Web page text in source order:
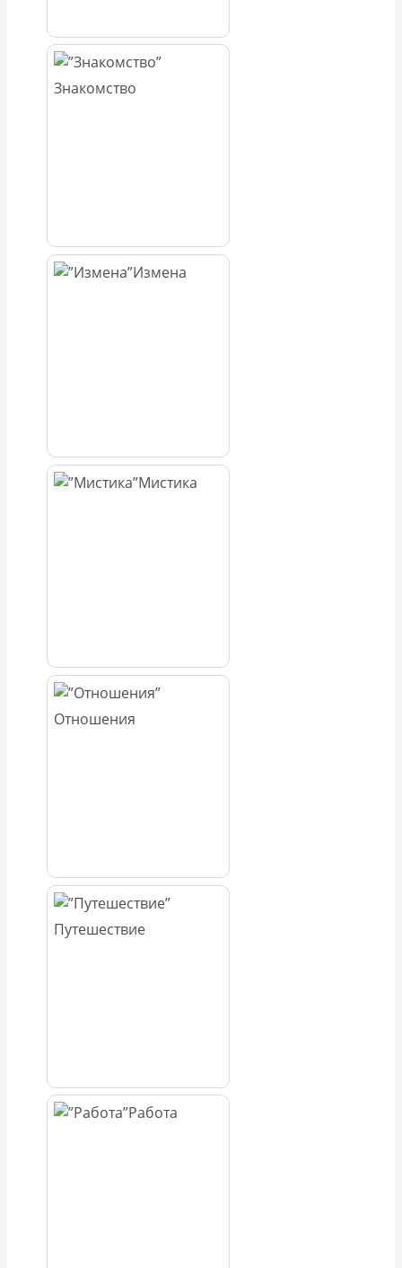
Знакомство
Измена
Мистика
Отношения
Путешествие
Работа